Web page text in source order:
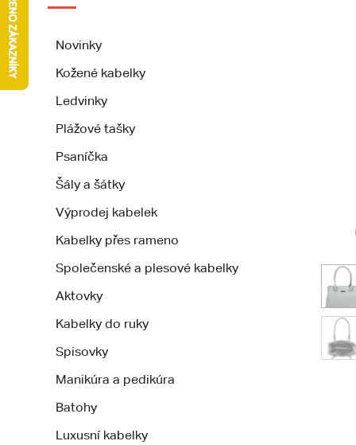
Novinky
Kožené kabelky
Ledvinky
Plážové tašky
Psaníčka
Šály a šátky
Výprodej kabelek
Kabelky přes rameno
Společenské a plesové kabelky
Aktovky
Kabelky do ruky
Spisovky
Manikúra a pedikúra
Batohy
Luxusní kabelky